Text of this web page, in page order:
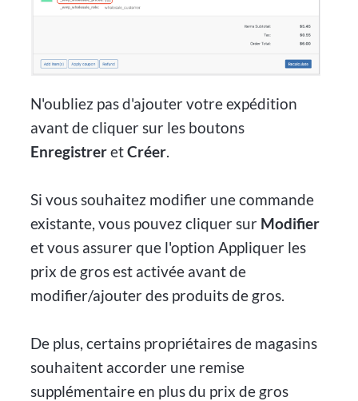
N'oubliez pas d'ajouter votre expédition
avant de cliquer sur les boutons
EnregistreretCréer.
Si vous souhaitez modifier une commande
existante, vous pouvez cliquer sur Modifier
et vous assurer que l'option Appliquer les
prix de gros est activée avant de
modifier/ajouter des produits de gros.
De plus, certains propriétaires de magasins
souhaitent accorder une remise
supplémentaire en plus du prix de gros